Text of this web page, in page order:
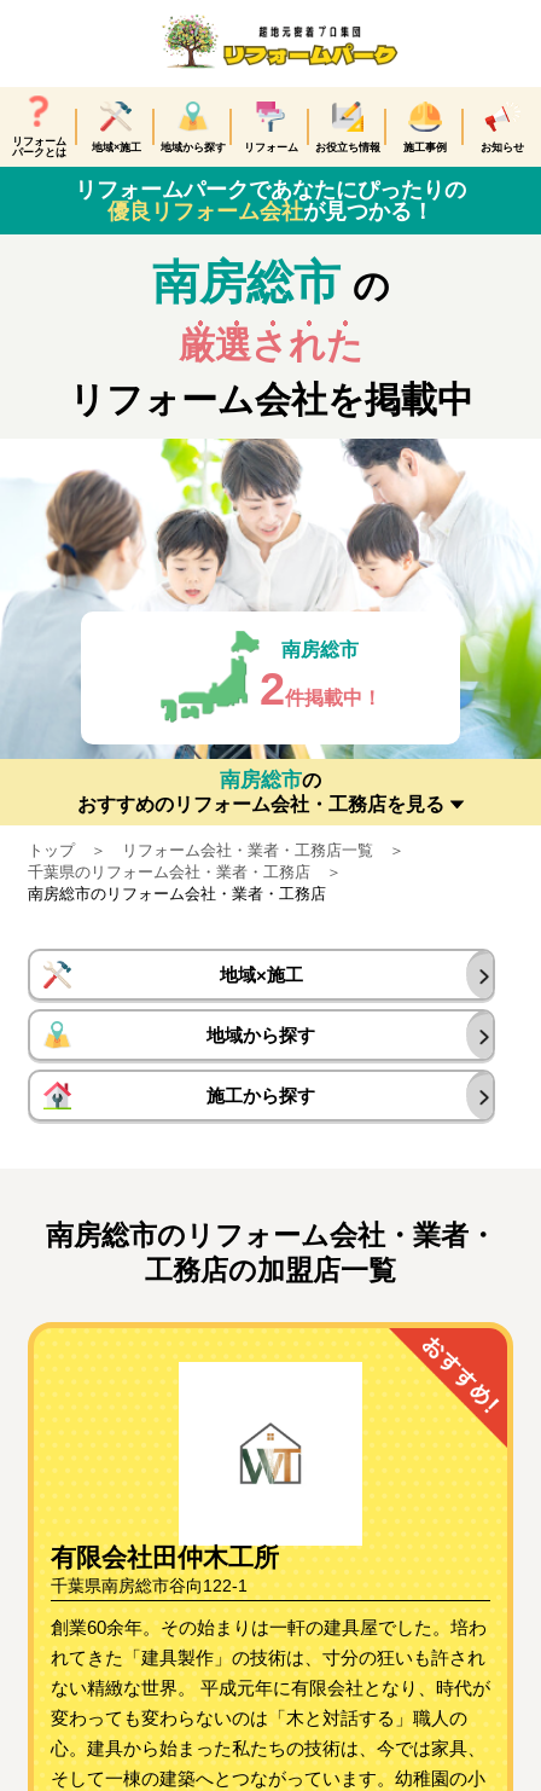
リフォーム
パークとは
地域×施工 地域から探す リフォーム お役立ち情報 施工事例 お知らせ
リフォームパークであなたにぴったりの
優良リフォーム会社が見つかる！
南房総市 の
厳選された
リフォーム会社を掲載中
南房総市
2件掲載中！
南房総市の
おすすめのリフォーム会社・工務店を見る
トップ
リフォーム会社・業者・工務店一覧
千葉県のリフォーム会社・業者・工務店
南房総市のリフォーム会社・業者・工務店
地域×施工
地域から探す
施工から探す
南房総市のリフォーム会社・業者・
工務店の加盟店一覧
有限会社田仲木工所
千葉県南房総市谷向122-1
創業60余年。その始まりは一軒の建具屋でした。培わ
れてきた「建具製作」の技術は、寸分の狂いも許され
ない精緻な世界。 平成元年に有限会社となり、時代が
変わっても変わらないのは「木と対話する」職人の
心。建具から始まった私たちの技術は、今では家具、
そして一棟の建築へとつながっています。幼稚園の小